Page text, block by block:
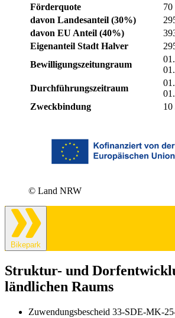
Förderquote
70
davon Landesanteil (30%)
davon EU Anteil (40%)
Eigenanteil Stadt Halver
Bewilligungszeitungraum
Durchführungszeitraum
Zweckbindung
10
© Land NRW
Bikepark
Struktur- und
ländlichen Raums
Zuwendungsbescheid 33-SDE-MK-